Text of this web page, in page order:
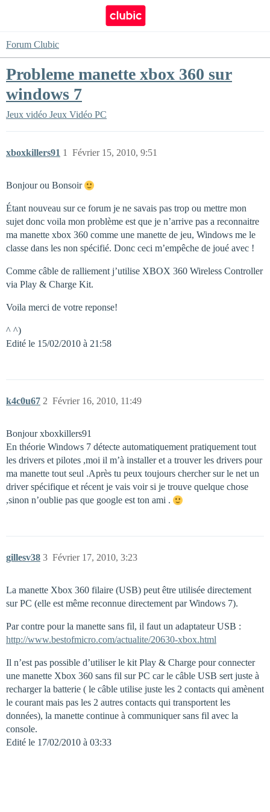
Forum Clubic
Probleme manette xbox 360 sur
windows 7
Jeux vidéo Jeux Vidéo PC
xboxkillers91 Février 15, 2010, 9:51
1
Bonjour ou Bonsoir
Étant nouveau sur ce forum je ne savais pas trop ou mettre mon
sujet donc voila mon problème est que je n’arrive pas a reconnaitre
ma manette xbox 360 comme une manette de jeu, Windows me le
classe dans les non spécifié. Donc ceci m’empêche de joué avec !
Comme câble de ralliement j’utilise XBOX 360 Wireless Controller
via Play & Charge Kit.
Voila merci de votre reponse!
^ ^)
Edité le 15/02/2010 à 21:58
k4c0u67 Février 16, 2010, 11:49
2
Bonjour xboxkillers91
En théorie Windows 7 détecte automatiquement pratiquement tout
les drivers et pilotes ,moi il m’à installer et a trouver les drivers pour
ma manette tout seul .Après tu peux toujours chercher sur le net un
driver spécifique et récent je vais voir si je trouve quelque chose
,sinon n’oublie pas que google est ton ami .
gillesv38 Février 17, 2010, 3:23
3
La manette Xbox 360 filaire (USB) peut être utilisée directement
sur PC (elle est même reconnue directement par Windows 7).
Par contre pour la manette sans fil, il faut un adaptateur USB :
http://www.bestofmicro.com/actualite/20630-xbox.html
Il n’est pas possible d’utiliser le kit Play & Charge pour connecter
une manette Xbox 360 sans fil sur PC car le câble USB sert juste à
recharger la batterie ( le câble utilise juste les 2 contacts qui amènent
le courant mais pas les 2 autres contacts qui transportent les
données), la manette continue à communiquer sans fil avec la
console.
Edité le 17/02/2010 à 03:33